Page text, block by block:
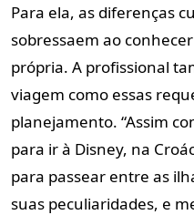
Para ela, as diferenças
sobressaem ao
própria. A profissional
viagem como essas
planejamento. “Assim
para ir à Disney, na
para passear entre as
suas peculiaridades, e